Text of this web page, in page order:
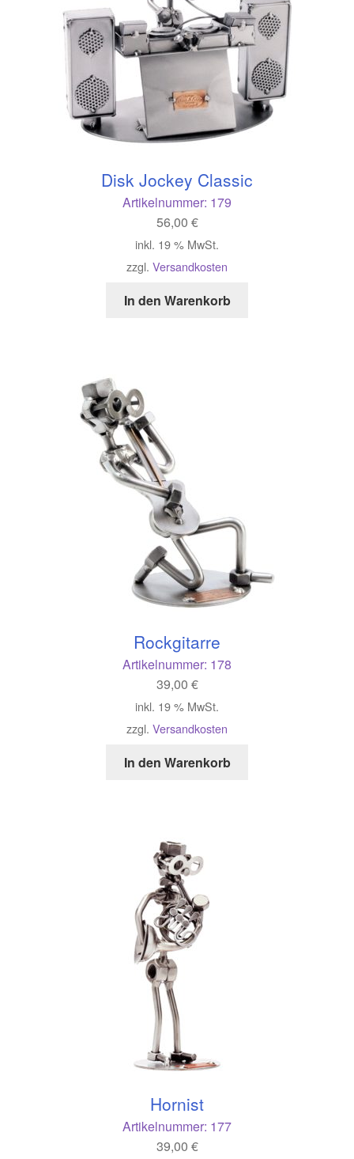
Disk Jockey Classic
Artikelnummer: 179
56,00 €
inkl. 19 % MwSt.
zzgl. Versandkosten
In den Warenkorb
Rockgitarre
Artikelnummer: 178
39,00 €
inkl. 19 % MwSt.
zzgl. Versandkosten
In den Warenkorb
Hornist
Artikelnummer: 177
39,00 €